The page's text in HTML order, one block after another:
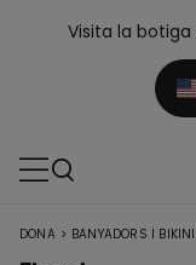
Visita la
DONA > BANYADORS I